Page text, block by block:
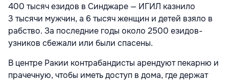
400 тысяч езидов в Синджаре — ИГИЛ казнило
3 тысячи мужчин, а 6 тысяч женщин и детей взяло в
рабство. За последние годы около 2500 езидов-
узников сбежали или были спасены.
В центре Ракии контрабандисты арендуют пекарню и
прачечную, чтобы иметь доступ в дома, где держат